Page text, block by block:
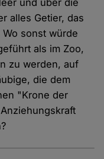
und über die
alles Getier, das
sonst würde
als im Zoo,
zu werden, auf
die dem
"Krone der